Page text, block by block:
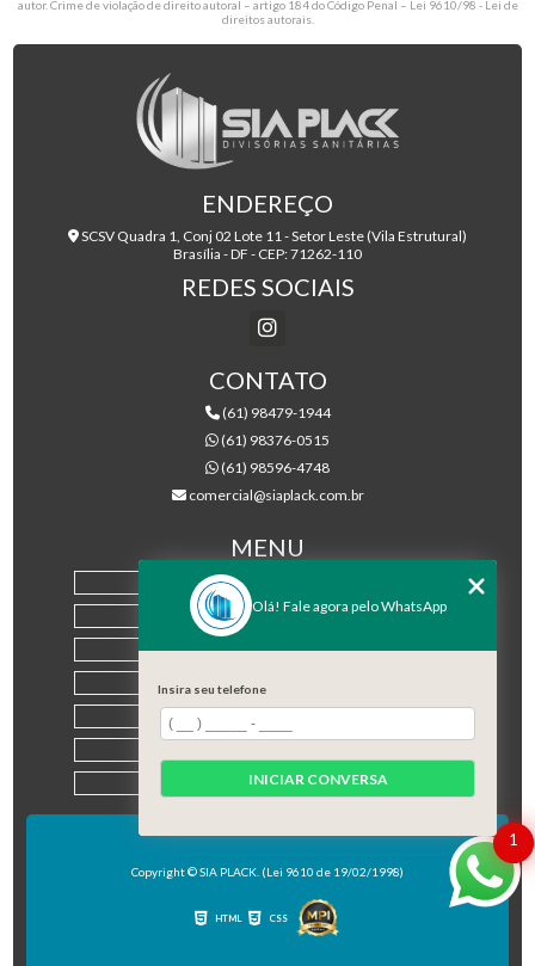
autor. Crime de violação de direito autoral – artigo 184 do Código Penal – Lei 9610/98 - Lei de
direitos autorais.
ENDEREÇO
SCSV Quadra 1, Conj 02 Lote 11 - Setor Leste (Vila Estrutural)
Brasília - DF - CEP: 71262-110
REDES SOCIAIS
CONTATO
(61) 98479-1944
(61) 98376-0515
(61) 98596-4748
comercial@siaplack.com.br
MENU
EMPRESA
PRODUTOS
MAPA DO SITE
Copyright © SIA PLACK. (Lei 9610 de 19/02/1998)
HTML CSS
1
Olá! Fale agora pelo WhatsApp
Insira seu telefone
INICIAR CONVERSA